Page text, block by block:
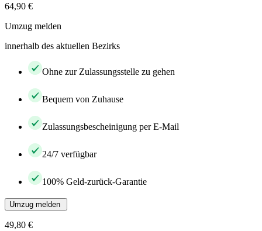
64,90 €
Umzug melden
innerhalb des aktuellen Bezirks
Ohne zur Zulassungsstelle zu gehen
Bequem von Zuhause
Zulassungsbescheinigung per E-Mail
24/7 verfügbar
100% Geld-zurück-Garantie
Umzug melden
49,80 €